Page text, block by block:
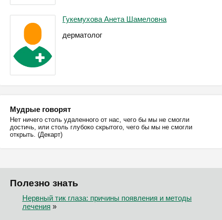
Гукемухова Анета Шамеловна
дерматолог
Мудрые говорят
Нет ничего столь удаленного от нас, чего бы мы не смогли
достичь, или столь глубоко скрытого, чего бы мы не смогли
открыть. (Декарт)
Полезно знать
Нервный тик глаза: причины появления и методы
лечения »